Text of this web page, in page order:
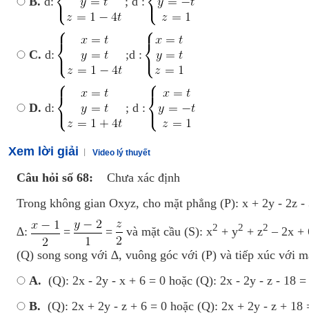
C. d: ;d :
D. d: ; d :
Xem lời giải Video lý thuyết
Câu hỏi số 68:
Chưa xác định
Trong không gian Oxyz, cho mặt phẳng (P): x + 2y - 2z
∆: = = và mặt cầu (S): x2 + y2 + z2 – 2x +
(Q) song song với ∆, vuông góc với (P) và tiếp xúc với
A. (Q): 2x - 2y - x + 6 = 0 hoặc (Q): 2x - 2y - z - 18 =
B. (Q): 2x + 2y - z + 6 = 0 hoặc (Q): 2x + 2y - z + 18